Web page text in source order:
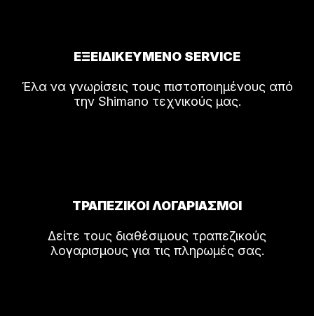
ΕΞΕΙΔΙΚΕΥΜΕΝΟ SERVICE
Έλα να γνωρίσεις τους πιστοποιημένους από
την Shimano τεχνικούς μας.
ΤΡΑΠΕΖΙΚΟΙ ΛΟΓΑΡΙΑΣΜΟΙ
Δείτε τους διαθέσιμους τραπεζικούς
λογαρισμους για τις πληρωμές σας.